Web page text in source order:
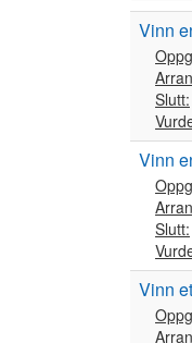
Vinn
Slutt:
Vinn
Slutt:
Vinn